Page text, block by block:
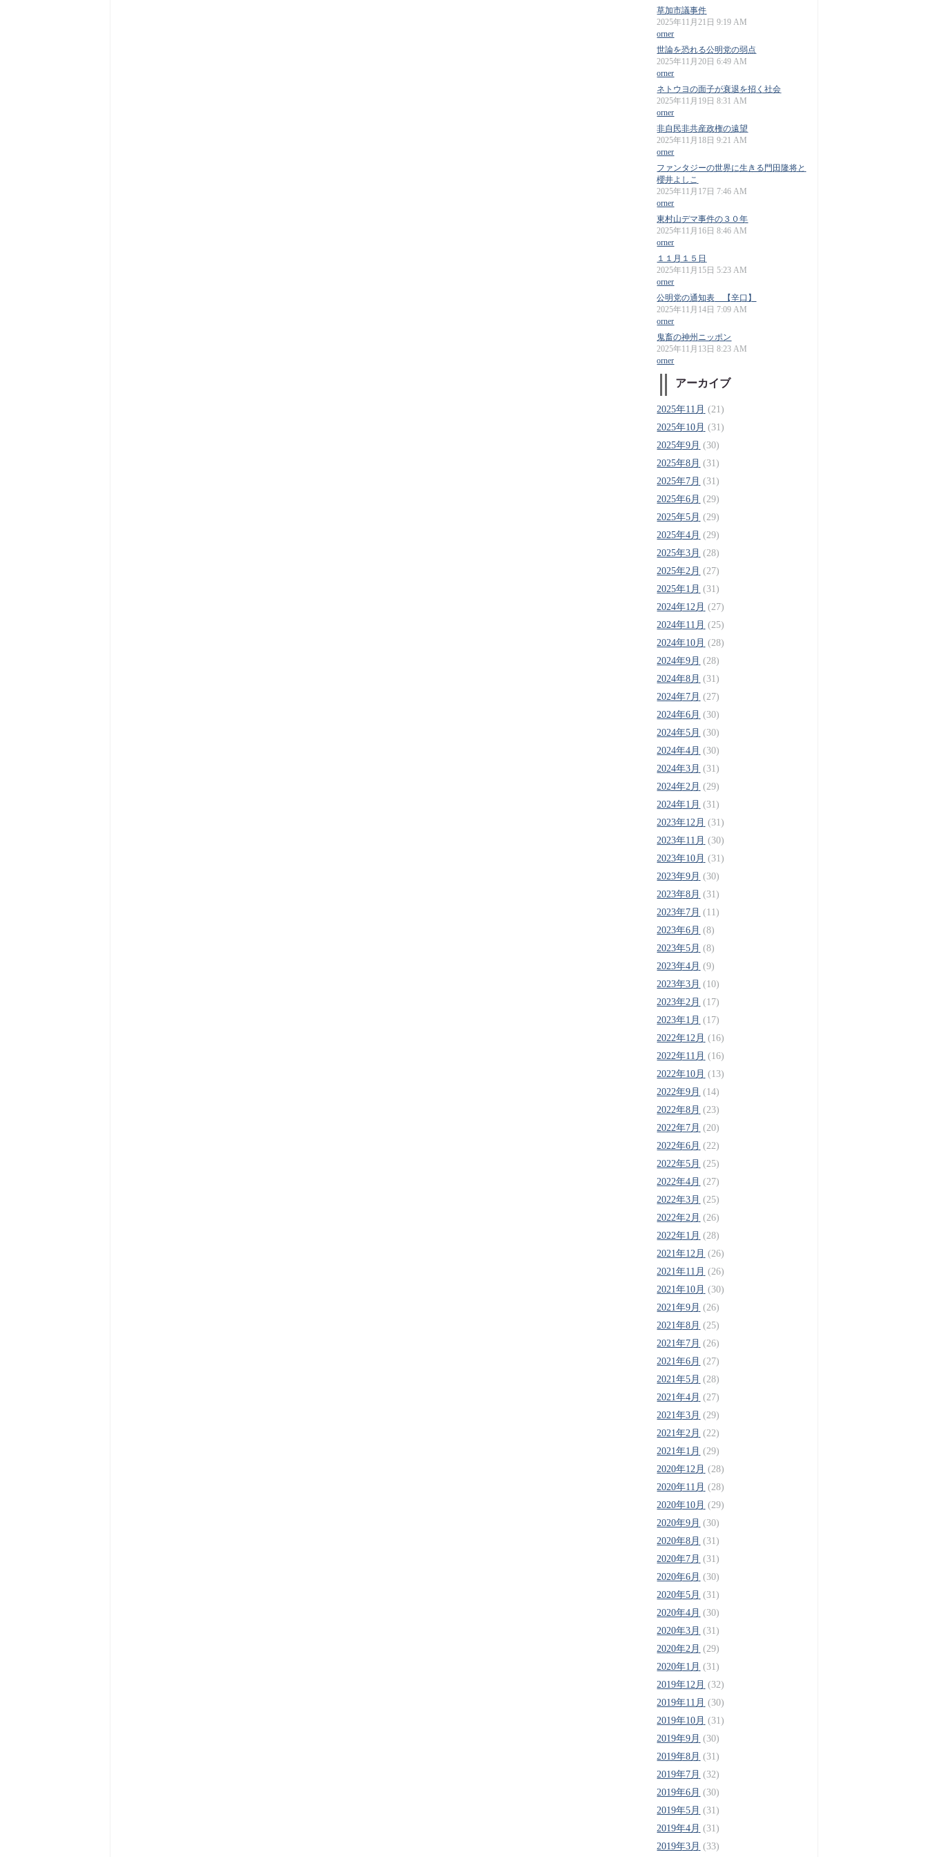
草加市議事件
2025年11月21日 9:19 AM
orner
世論を恐れる公明党の弱点
2025年11月20日 6:49 AM
orner
ネトウヨの面子が衰退を招く社会
2025年11月19日 8:31 AM
orner
非自民非共産政権の遠望
2025年11月18日 9:21 AM
orner
ファンタジーの世界に生きる門田隆将と
櫻井よしこ
2025年11月17日 7:46 AM
orner
東村山デマ事件の３０年
2025年11月16日 8:46 AM
orner
１１月１５日
2025年11月15日 5:23 AM
orner
公明党の通知表 【辛口】
2025年11月14日 7:09 AM
orner
鬼畜の神州ニッポン
2025年11月13日 8:23 AM
orner
アーカイブ
2025年11月 (21)
2025年10月 (31)
2025年9月 (30)
2025年8月 (31)
2025年7月 (31)
2025年6月 (29)
2025年5月 (29)
2025年4月 (29)
2025年3月 (28)
2025年2月 (27)
2025年1月 (31)
2024年12月 (27)
2024年11月 (25)
2024年10月 (28)
2024年9月 (28)
2024年8月 (31)
2024年7月 (27)
2024年6月 (30)
2024年5月 (30)
2024年4月 (30)
2024年3月 (31)
2024年2月 (29)
2024年1月 (31)
2023年12月 (31)
2023年11月 (30)
2023年10月 (31)
2023年9月 (30)
2023年8月 (31)
2023年7月 (11)
2023年6月 (8)
2023年5月 (8)
2023年4月 (9)
2023年3月 (10)
2023年2月 (17)
2023年1月 (17)
2022年12月 (16)
2022年11月 (16)
2022年10月 (13)
2022年9月 (14)
2022年8月 (23)
2022年7月 (20)
2022年6月 (22)
2022年5月 (25)
2022年4月 (27)
2022年3月 (25)
2022年2月 (26)
2022年1月 (28)
2021年12月 (26)
2021年11月 (26)
2021年10月 (30)
2021年9月 (26)
2021年8月 (25)
2021年7月 (26)
2021年6月 (27)
2021年5月 (28)
2021年4月 (27)
2021年3月 (29)
2021年2月 (22)
2021年1月 (29)
2020年12月 (28)
2020年11月 (28)
2020年10月 (29)
2020年9月 (30)
2020年8月 (31)
2020年7月 (31)
2020年6月 (30)
2020年5月 (31)
2020年4月 (30)
2020年3月 (31)
2020年2月 (29)
2020年1月 (31)
2019年12月 (32)
2019年11月 (30)
2019年10月 (31)
2019年9月 (30)
2019年8月 (31)
2019年7月 (32)
2019年6月 (30)
2019年5月 (31)
2019年4月 (31)
2019年3月 (33)